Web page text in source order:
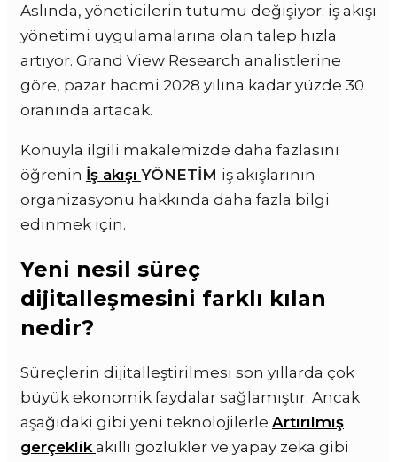
Aslında, yöneticilerin tutumu değişiyor: iş akışı
yönetimi uygulamalarına olan talep hızla
artıyor. Grand View Research analistlerine
göre, pazar hacmi 2028 yılına kadar yüzde 30
oranında artacak.
Konuyla ilgili makalemizde daha fazlasını
öğrenin İş akışı YÖNETİM iş akışlarının
organizasyonu hakkında daha fazla bilgi
edinmek için.
Yeni nesil süreç
dijitalleşmesini farklı kılan
nedir?
Süreçlerin dijitalleştirilmesi son yıllarda çok
büyük ekonomik faydalar sağlamıştır. Ancak
aşağıdaki gibi yeni teknolojilerle Artırılmış
gerçeklik akıllı gözlükler ve yapay zeka gibi